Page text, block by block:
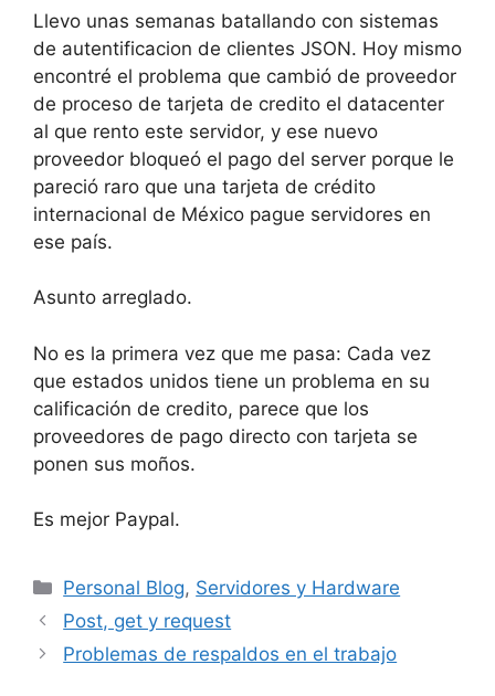
Llevo unas semanas batallando con sistemas
de autentificacion de clientes JSON. Hoy mismo
encontré el problema que cambió de proveedor
de proceso de tarjeta de credito el datacenter
al que rento este servidor, y ese nuevo
proveedor bloqueó el pago del server porque le
pareció raro que una tarjeta de crédito
internacional de México pague servidores en
ese país.
Asunto arreglado.
No es la primera vez que me pasa: Cada vez
que estados unidos tiene un problema en su
calificación de credito, parece que los
proveedores de pago directo con tarjeta se
ponen sus moños.
Es mejor Paypal.
Categorías
Personal Blog, Servidores y Hardware
Post, get y request
Problemas de respaldos en el trabajo